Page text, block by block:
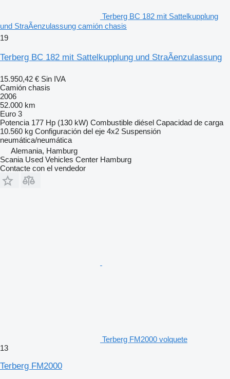
Terberg BC 182 mit Sattelkupplung
und StraÃenzulassung camión chasis
19
Terberg BC 182 mit Sattelkupplung und StraÃenzulassung
15.950,42 € Sin IVA
Camión chasis
2006
52.000 km
Euro 3
Potencia 177 Hp (130 kW) Combustible diésel Capacidad de carga
10.560 kg Configuración del eje 4x2 Suspensión
neumática/neumática
Alemania, Hamburg
Scania Used Vehicles Center Hamburg
Contacte con el vendedor
Terberg FM2000 volquete
13
Terberg FM2000